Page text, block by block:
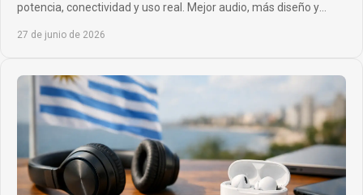
potencia, conectividad y uso real. Mejor audio, más diseño y
27 de junio de 2026